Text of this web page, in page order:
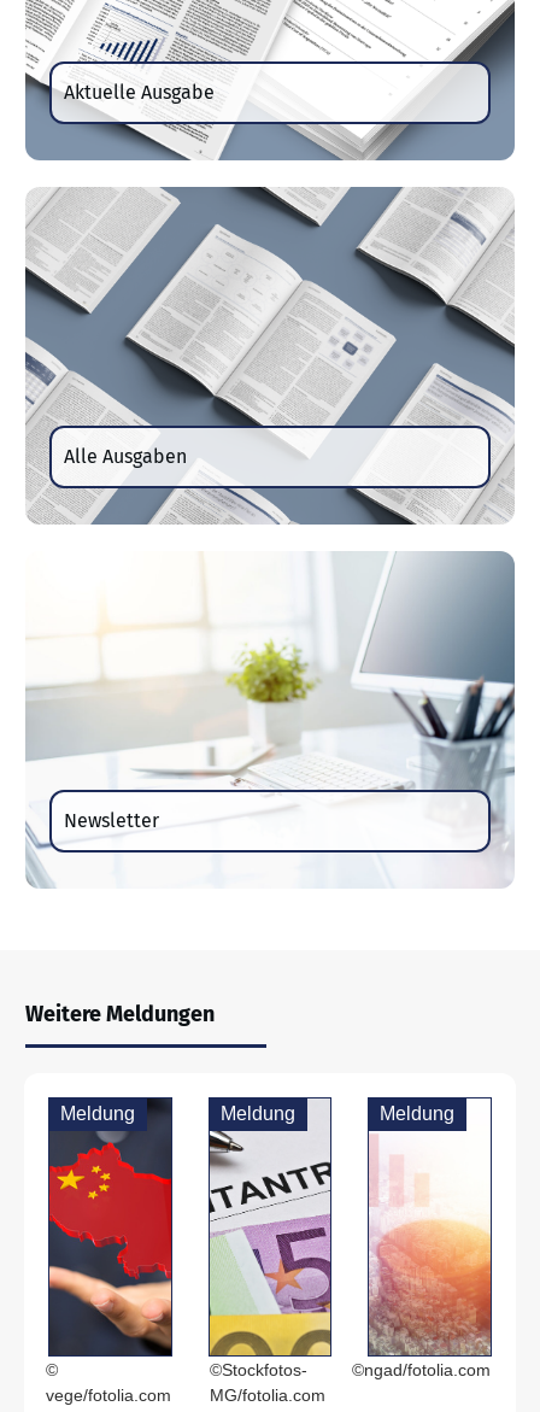
Aktuelle Ausgabe
Alle Ausgaben
Newsletter
Weitere Meldungen
Meldung
©
vege/fotolia.com
Meldung
©Stockfotos-
MG/fotolia.com
Meldung
©ngad/fotolia.com